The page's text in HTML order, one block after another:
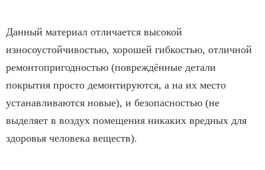
Данный материал отличается высокой
износоустойчивостью, хорошей гибкостью, отличной
ремонтопригодностью (повреждённые детали
покрытия просто демонтируются, а на их место
устанавливаются новые), и безопасностью (не
выделяет в воздух помещения никаких вредных для
здоровья человека веществ).